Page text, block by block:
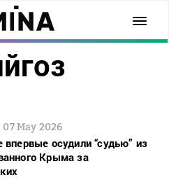
07 May 2026
впервые осудили “судью” из
Крыма за